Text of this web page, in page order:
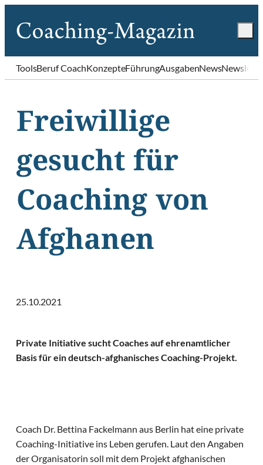
ToolsBeruf CoachKonzepteFührungAusgabenNews
Freiwillige
gesucht für
Coaching von
Afghanen
25.10.2021
Private Initiative sucht Coaches auf ehrenamtlicher
Basis für ein deutsch-afghanisches Coaching-Projekt.
Coach Dr. Bettina Fackelmann aus Berlin hat eine private
Coaching-Initiative ins Leben gerufen. Laut den Angaben
der Organisatorin soll mit dem Projekt afghanischen